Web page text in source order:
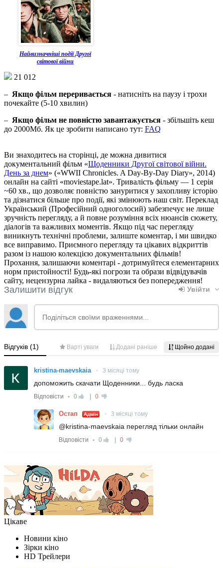
Найвизначніші події Другої
світової війни
21 012
– Якщо фільм переривається - натисніть на паузу і трохи
почекайте (5-10 хвилин)
– Якщо фільм не повністю завантажується - збільшіть кеш
до 2000Мб. Як це зробити написано тут: FAQ
Ви знаходитесь на сторінці, де можна дивитися
документальний фільм «Щоденники Другої світової війни.
День за днем» («WWII Chronicles. A Day-By-Day Diary», 2014)
онлайн на сайті «moviestape.lat». Тривалість фільму — 1 серія
~60 хв., що дозволяє повністю зануритися у захопливу історію
та дізнатися більше про події, які змінюють наш світ. Переклад
Український (Професійний одноголосий) забезпечує не лише
зручність перегляду, а й повне розуміння всіх нюансів сюжету,
діалогів та важливих моментів. Якщо під час перегляду
виникнуть технічні проблеми, залиште коментар, і ми швидко
все виправимо. Приємного перегляду та цікавих відкриттів
разом із нашою колекцією документальних фільмів!
Прохання, залишаючи коментарі - дотримуйтеся елементарних
норм пристойності! Будь-які погрози та образи відвідувачів
сайту, нецензурна лайка - видаляються без попередження!
Цікаве
Новини кіно
Зірки кіно
HD Трейлери